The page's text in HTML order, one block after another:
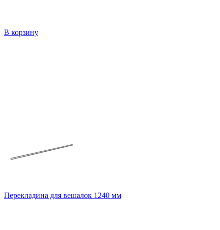
В корзину
Перекладина для вешалок 1240 мм